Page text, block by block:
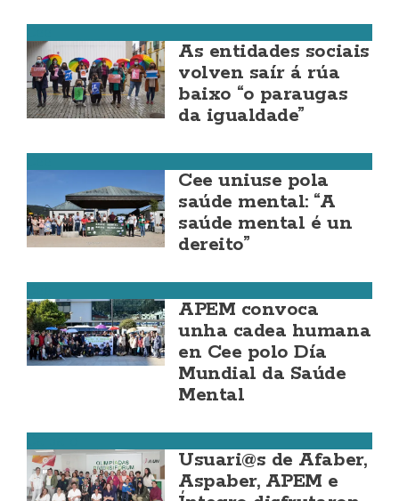
As entidades sociais
volven saír á rúa
baixo “o paraugas
da igualdade”
Cee uniuse pola
saúde mental: “A
saúde mental é un
dereito”
APEM convoca
unha cadea humana
en Cee polo Día
Mundial da Saúde
Mental
Usuari@s de Afaber,
Aspaber, APEM e